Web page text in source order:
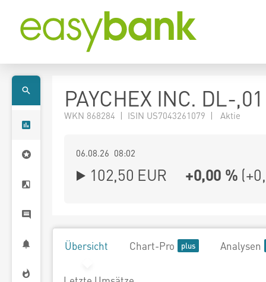
PAYCHEX INC. DL-,01
WKN 868284 | ISIN US7043261079 | Aktie
06.08.26 08:02
102,50 EUR +0,00 % (
Übersicht Chart-Pro Analysen